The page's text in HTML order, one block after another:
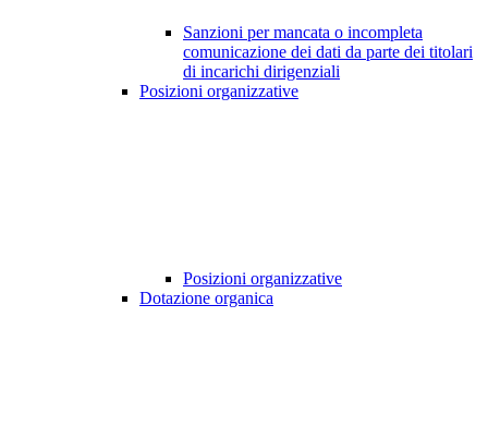
Sanzioni per mancata o incompleta
comunicazione dei dati da parte dei titolari
di incarichi dirigenziali
Posizioni organizzative
Posizioni organizzative
Dotazione organica